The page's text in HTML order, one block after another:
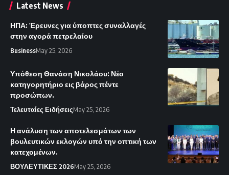
Latest News
ΗΠΑ: Έρευνες για ύποπτες συναλλαγές
στην αγορά πετρελαίου
BusinessMay 25, 2026
Υπόθεση Θανάση Νικολάου: Νέο
κατηγορητήριο εις βάρος πέντε
προσώπων.
Τελευταίες ΕιδήσειςMay 25, 2026
Η ανάλυση των αποτελεσμάτων των
βουλευτικών εκλογών υπό την οπτική των
κατεχομένων.
ΒΟΥΛΕΥΤΙΚΕΣ 2026May 25, 2026